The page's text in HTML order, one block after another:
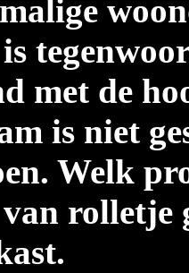
met de
is niet
Welk
rolletje